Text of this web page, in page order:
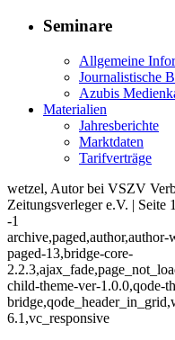
Seminare
Allgemeine
Journalistische
Azubis
Materialien
Jahresberichte
Marktdaten
Tarifverträge
wetzel, Autor bei VSZV
Zeitungsverleger e.V. | Seite
-1
paged-13,bridge-core-
child-theme-ver-1.0.0,qode-
6.1,vc_responsive